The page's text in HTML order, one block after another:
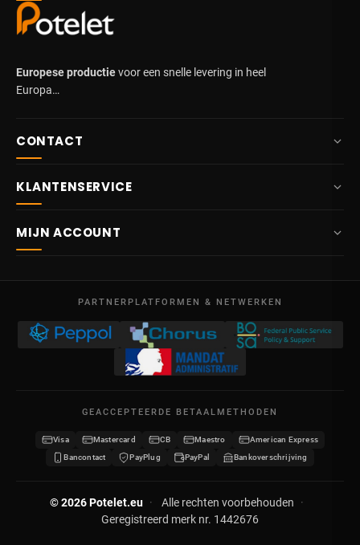
Europese productievoor een snelle levering in heel
Europa…
CONTACT
Route Mitoyenne 414
Ma – Vr
09:00 – 17:00
BTW BE 0641.740.320 - RPR Luik
KLANTENSERVICE
Levering
Verkoopsvoorwaarden
Privacybeleid
MIJN ACCOUNT
Mijn creditnota's
Mijn kortingsbonnen
Word verdeler
PARTNERPLATFORMEN & NETWERKEN
GEACCEPTEERDE BETAALMETHODEN
Visa Mastercard CB Maestro
American Express
Bancontact
PayPlug PayPal Bankoverschrijving
© 2026 Potelet.eu · Alle rechten voorbehouden
·
Geregistreerd merk nr. 1442676